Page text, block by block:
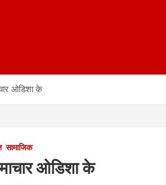
ओडिशा के
सामाजिक
ओडिशा के